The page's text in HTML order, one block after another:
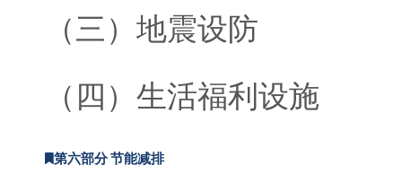
（三）地震设防
（四）生活福利设施
第六部分 节能减排